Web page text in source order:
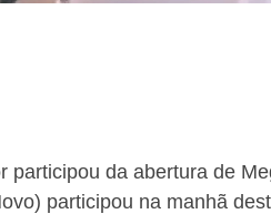
da abertura de
participou na manhã